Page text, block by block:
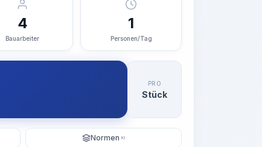
4
Bauarbeiter
1
Personen/Tag
PRO
Stück
Normen KI